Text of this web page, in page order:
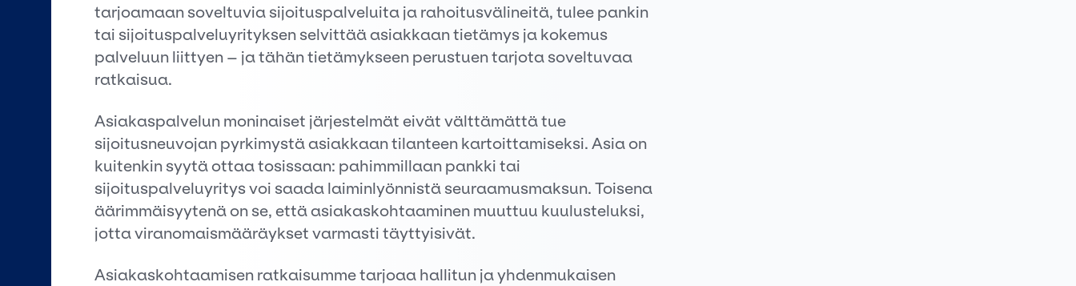
tarjoamaan soveltuvia sijoituspalveluita ja rahoitusvälineitä, tulee pankin
tai sijoituspalveluyrityksen selvittää asiakkaan tietämys ja kokemus
palveluun liittyen – ja tähän tietämykseen perustuen tarjota soveltuvaa
ratkaisua.
Asiakaspalvelun moninaiset järjestelmät eivät välttämättä tue
sijoitusneuvojan pyrkimystä asiakkaan tilanteen kartoittamiseksi. Asia on
kuitenkin syytä ottaa tosissaan: pahimmillaan pankki tai
sijoituspalveluyritys voi saada laiminlyönnistä seuraamusmaksun. Toisena
äärimmäisyytenä on se, että asiakaskohtaaminen muuttuu kuulusteluksi,
jotta viranomaismääräykset varmasti täyttyisivät.
Asiakaskohtaamisen ratkaisumme tarjoaa hallitun ja yhdenmukaisen